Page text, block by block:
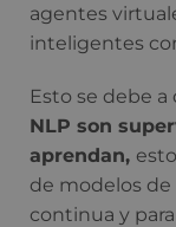
agentes
inteligentes
Esto se debe a
NLP son
aprendan,
de modelos de
continua y